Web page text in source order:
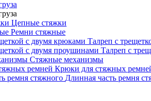
Цепные стяжки
Ремни стяжные
Талреп с
Талреп с
Стяжные механизмы
Крюки для стяжных
Длинная часть ремня